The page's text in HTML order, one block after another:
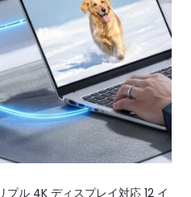
ル 4K ディスプレイ対応 12 イ